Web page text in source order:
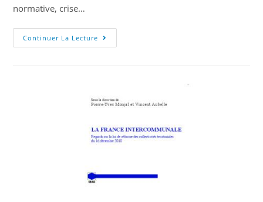
normative, crise…
Continuer La Lecture